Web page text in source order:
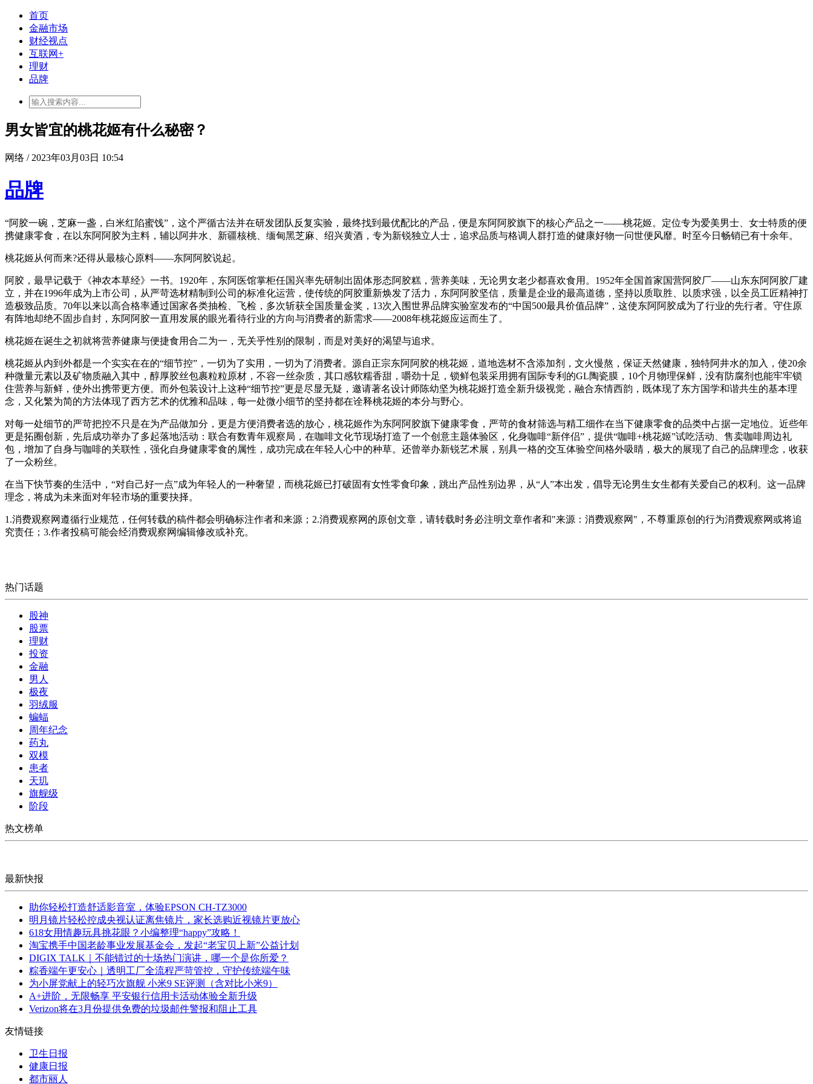
首页
金融市场
财经视点
互联网+
理财
品牌
男女皆宜的桃花姬有什么秘密？
网络 / 2023年03月03日 10:54
品牌
“阿胶一碗，芝麻一盏，白米红陷蜜饯”，这个严循古法并在研发团队反复实验，最终找到最优配比的产品，便是东阿阿胶旗下的核心产品之一——桃花姬。定位专为爱美男士、女士特质的便
携健康零食，在以东阿阿胶为主料，辅以阿井水、新疆核桃、缅甸黑芝麻、绍兴黄酒，专为新锐独立人士，追求品质与格调人群打造的健康好物一问世便风靡。时至今日畅销已有十余年。
桃花姬从何而来?还得从最核心原料——东阿阿胶说起。
阿胶，最早记载于《神农本草经》一书。1920年，东阿医馆掌柜任国兴率先研制出固体形态阿胶糕，营养美味，无论男女老少都喜欢食用。1952年全国首家国营阿胶厂——山东东阿阿胶厂建
立，并在1996年成为上市公司，从严苛选材精制到公司的标准化运营，使传统的阿胶重新焕发了活力，东阿阿胶坚信，质量是企业的最高道德，坚持以质取胜、以质求强，以全员工匠精神打
造极致品质。70年以来以高合格率通过国家各类抽检、飞检，多次斩获全国质量金奖，13次入围世界品牌实验室发布的“中国500最具价值品牌”，这使东阿阿胶成为了行业的先行者。守住原
有阵地却绝不固步自封，东阿阿胶一直用发展的眼光看待行业的方向与消费者的新需求——2008年桃花姬应运而生了。
桃花姬在诞生之初就将营养健康与便捷食用合二为一，无关乎性别的限制，而是对美好的渴望与追求。
桃花姬从内到外都是一个实实在在的“细节控”，一切为了实用，一切为了消费者。源自正宗东阿阿胶的桃花姬，道地选材不含添加剂，文火慢熬，保证天然健康，独特阿井水的加入，使20余
种微量元素以及矿物质融入其中，醇厚胶丝包裹粒粒原材，不容一丝杂质，其口感软糯香甜，嚼劲十足，锁鲜包装采用拥有国际专利的GL陶瓷膜，10个月物理保鲜，没有防腐剂也能牢牢锁
住营养与新鲜，使外出携带更方便。而外包装设计上这种“细节控”更是尽显无疑，邀请著名设计师陈幼坚为桃花姬打造全新升级视觉，融合东情西韵，既体现了东方国学和谐共生的基本理
念，又化繁为简的方法体现了西方艺术的优雅和品味，每一处微小细节的坚持都在诠释桃花姬的本分与野心。
对每一处细节的严苛把控不只是在为产品做加分，更是方便消费者选的放心，桃花姬作为东阿阿胶旗下健康零食，严苛的食材筛选与精工细作在当下健康零食的品类中占据一定地位。近些年
更是拓圈创新，先后成功举办了多起落地活动：联合有数青年观察局，在咖啡文化节现场打造了一个创意主题体验区，化身咖啡“新伴侣”，提供“咖啡+桃花姬”试吃活动、售卖咖啡周边礼
包，增加了自身与咖啡的关联性，强化自身健康零食的属性，成功完成在年轻人心中的种草。还曾举办新锐艺术展，别具一格的交互体验空间格外吸睛，极大的展现了自己的品牌理念，收获
了一众粉丝。
在当下快节奏的生活中，“对自己好一点”成为年轻人的一种奢望，而桃花姬已打破固有女性零食印象，跳出产品性别边界，从“人”本出发，倡导无论男生女生都有关爱自己的权利。这一品牌
理念，将成为未来面对年轻市场的重要抉择。
1.消费观察网遵循行业规范，任何转载的稿件都会明确标注作者和来源；2.消费观察网的原创文章，请转载时务必注明文章作者和"来源：消费观察网"，不尊重原创的行为消费观察网或将追
究责任；3.作者投稿可能会经消费观察网编辑修改或补充。
热门话题
股神
股票
理财
投资
金融
男人
极夜
羽绒服
蝙蝠
周年纪念
药丸
双模
患者
天玑
旗舰级
阶段
热文榜单
最新快报
助你轻松打造舒适影音室，体验EPSON CH-TZ3000
明月镜片轻松控成央视认证离焦镜片，家长选购近视镜片更放心
618女用情趣玩具挑花眼？小编整理“happy”攻略！
淘宝携手中国老龄事业发展基金会，发起“老宝贝上新”公益计划
DIGIX TALK｜不能错过的十场热门演讲，哪一个是你所爱？
粽香端午更安心｜透明工厂全流程严苛管控，守护传统端午味
为小屏党献上的轻巧次旗舰 小米9 SE评测（含对比小米9）
A+进阶，无限畅享 平安银行信用卡活动体验全新升级
Verizon将在3月份提供免费的垃圾邮件警报和阻止工具
友情链接
卫生日报
健康日报
都市丽人